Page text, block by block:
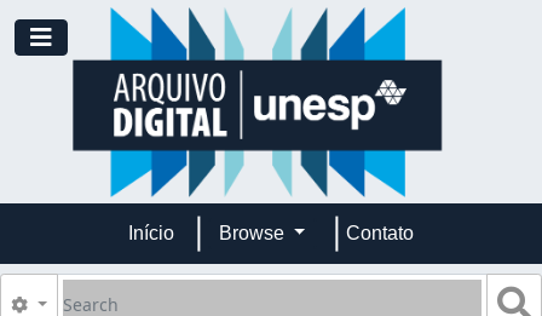
Skip to main content
Toggle navigation
Início Browse Contato
Search
Search options